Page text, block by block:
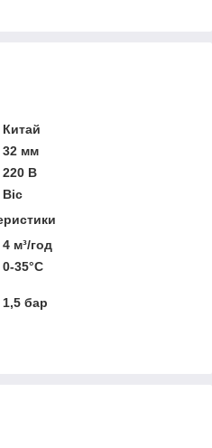
Китай
32 мм
220 В
Bic
4 м³/год
0-35°C
1,5 бар